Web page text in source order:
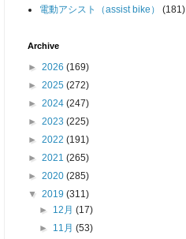
電動アシスト（assist bike）
(181)
Archive
► 2026 (169)
► 2025 (272)
► 2024 (247)
► 2023 (225)
► 2022 (191)
► 2021 (265)
► 2020 (285)
▼ 2019 (311)
► 12月(17)
► 11月(53)